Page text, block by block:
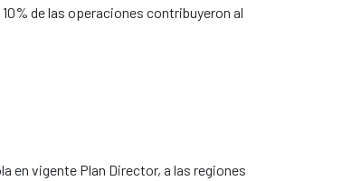
de las operaciones contribuyeron al
en vigente Plan Director, a las regiones